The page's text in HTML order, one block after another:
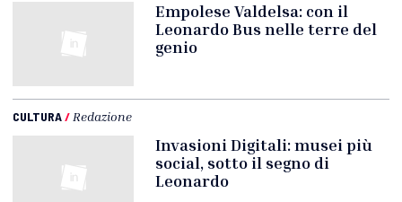
Empolese Valdelsa: con il
Leonardo Bus nelle terre del
genio
CULTURA/ Redazione
Invasioni Digitali: musei più
social, sotto il segno di
Leonardo